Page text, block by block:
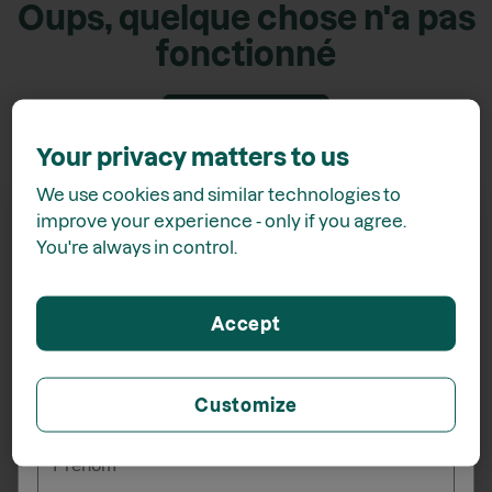
Oups, quelque chose n'a pas
fonctionné
Your privacy matters to us
We use cookies and similar technologies to
improve your experience - only if you agree.
You're always in control.
Customize
Accept
15% de rabais*
lors de votre inscription à l'infolettre
_______